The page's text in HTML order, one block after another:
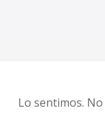
Lo sentimos.